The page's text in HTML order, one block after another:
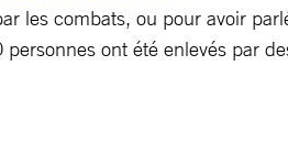
les combats, ou pour avoir
ont été enlevés par